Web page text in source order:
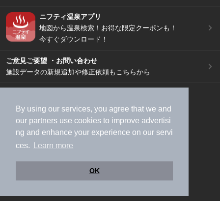
By using our services, you agree that we and
our partners use cookies to improve advertisi
ng and enhance your experience on our servi
ces.
Learn more
OK
ニフティ温泉アプリ
地図から温泉検索！お得な限定クーポンも！
今すぐダウンロード！
ご意見ご要望 ・お問い合わせ
施設データの新規追加や修正依頼もこちらから
加盟店募集（資料請求）
広告出稿のご案内
利用規約
ライフスタイルMEMBERS+規約
特定商取引法に基づく表記
ヘルプ
採用情報
運営会社